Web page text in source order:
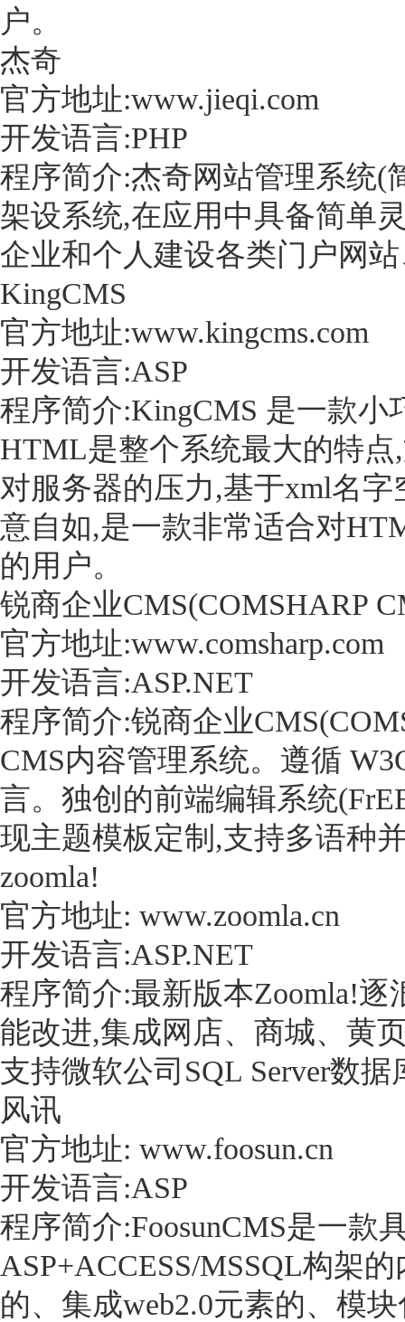
户。
杰奇
官方地址:www.jieqi.com
开发语言:PHP
程序简介:杰奇网站管理系统(
架设系统,在应用中具备简单
企业和个人建设各类门户网
KingCMS
官方地址:www.kingcms.com
开发语言:ASP
程序简介:KingCMS 是一款小
HTML是整个系统最大的特
对服务器的压力,基于xml名
意自如,是一款非常适合对
的用户。
锐商企业CMS(COMSHARP
官方地址:www.comsharp.com
开发语言:ASP.NET
程序简介:锐商企业
CMS内容管理系统。遵循
言。独创的前端编辑系统
现主题模板定制,支持多语种
zoomla!
官方地址: www.zoomla.cn
开发语言:ASP.NET
程序简介:最新版本Zoomla!
能改进,集成网店、商城、黄
支持微软公司SQL Server数
风讯
官方地址: www.foosun.cn
开发语言:ASP
程序简介:FoosunCMS是一款
ASP+ACCESS/MSSQL构架
的、集成web2.0元素的、模